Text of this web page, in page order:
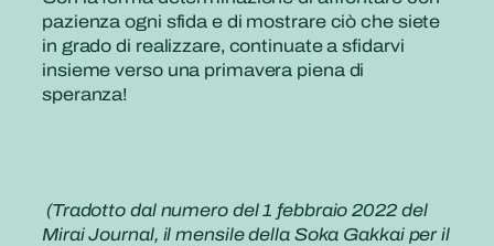
pazienza ogni sfida e di mostrare ciò che siete
in grado di realizzare, continuate a sfidarvi
insieme verso una primavera piena di
speranza!
(Tradotto dal numero del 1 febbraio 2022 del
Mirai Journal, il mensile della Soka Gakkai per il